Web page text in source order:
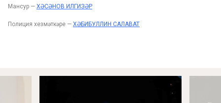
Мансур — ХӘСӘНОВ ИЛГИЗӘР
Полиция хезмәткәре — ХӘБИБУЛЛИН САЛАВАТ